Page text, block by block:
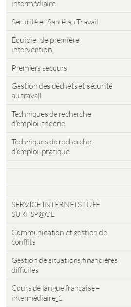
intermédiaire
Sécurité et Santé au Travail
Équipier de première
intervention
Premiers secours
Gestion des déchéts et sécurité
au travail
Techniques de recherche
d’emploi_théorie
Techniques de recherche
d’emploi_pratique
SERVICE INTERNETSTUFF
SURFSP@CE
Communication et gestion de
conflits
Gestion de situations financières
difficiles
Cours de langue française –
intermédiaire_1